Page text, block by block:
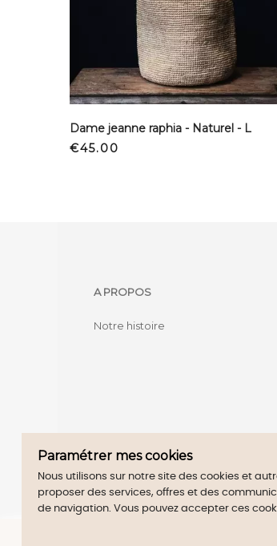
Dame jeanne raphia - Naturel - L
Price
€45.00
A PROPOS
Notre histoire
Paramétrer mes cookies
Nous utilisons sur notre site des cookies et
proposer des services, offres et des
de navigation. Vous pouvez accepter ces